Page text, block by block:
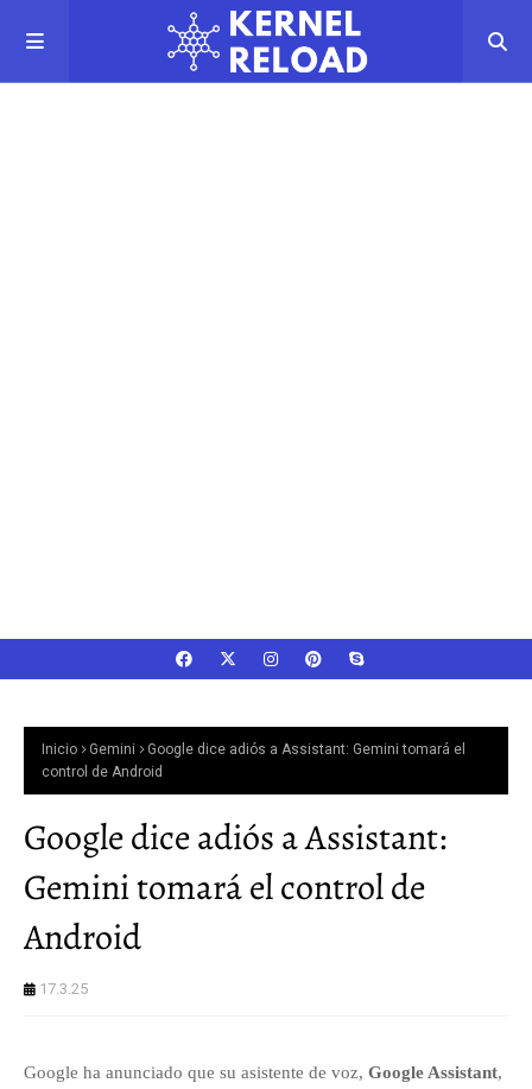
Inicio Gemini
Google dice adiós a Assistant: Gemini tomará el
control de Android
Google dice adiós a Assistant:
Gemini tomará el control de
Android
17.3.25
Google ha anunciado que su asistente de voz, Google Assistant,